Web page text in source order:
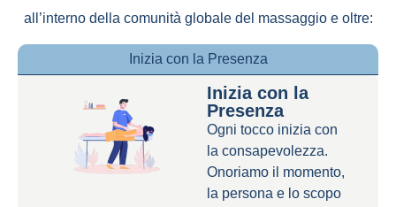
all’interno della comunità globale del massaggio e oltre:
Inizia con la Presenza
Inizia con la
Presenza
Ogni tocco inizia con
la consapevolezza.
Onoriamo il momento,
la persona e lo scopo